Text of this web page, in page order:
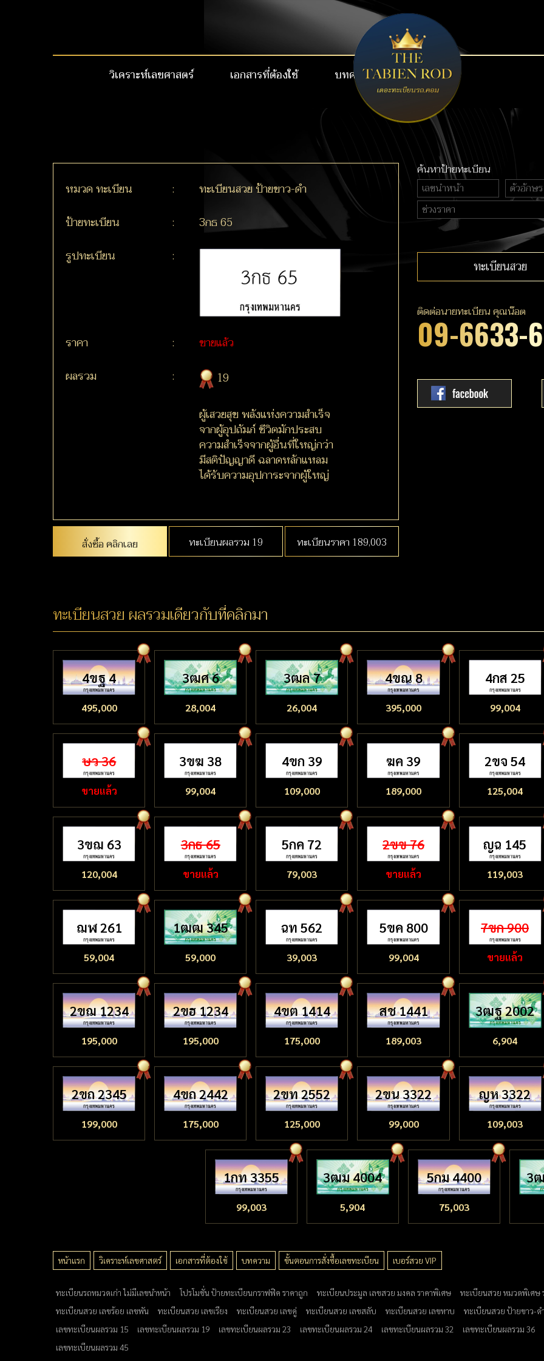
วิเคราะห์เลขศาสตร์ เอกสารที่ต้องใช้ บทความ
เบอร์สวย VIP
หมวด ทะเบียน :
ทะเบียนสวย ป้ายขาว-ดำ
ป้ายทะเบียน
:
3กธ 65
รูปทะเบียน
:
ราคา :
ขายแล้ว
ผลรวม
:
19
ผู้เสวยสุข พลังแห่งความสำเร็จ
จากผู้อุปถัมภ์ ชีวิตมักประสบ
ความสำเร็จจากผู้อื่นที่ใหญ่กว่า
มีสติปัญญาดี ฉลาดหลักแหลม
ได้รับความอุปการะจากผู้ใหญ่
สั่งซื้อ คลิกเลย ทะเบียนผลรวม 19 ทะเบียนราคา 189,003
ค้นหาป้ายทะเบียน
ทะเบียนสวย
ติดต่อนายทะเบียน คุณน๊อต
09-6633-
ทะเบียนสวย ผลรวมเดียวกับที่คลิกมา
4ขฐ 4
495,000
3ฒศ 6
28,004
3ฒล 7
26,004
4ขณ 8
395,000
4กส 25
99,004
ษว 36
ขายแล้ว
3ขฆ 38
99,004
4ขก 39
109,000
ฆค 39
189,000
2ขจ 54
125,004
3ขฌ 63
120,004
3กธ 65
ขายแล้ว
5กค 72
79,003
2ขข 76
ขายแล้ว
ญฉ 145
119,003
ฌฬ 261
59,004
1ฒฒ 345
59,000
ฉท 562
39,003
5ขค 800
99,004
7ขก 900
ขายแล้ว
2ขฌ 1234
195,000
2ขฮ 1234
195,000
4ขต 1414
175,000
สช 1441
189,003
3ฒฐ 2002
6,904
2ขถ 2345
199,000
4ขถ 2442
175,000
2ขท 2552
125,000
2ขน 3322
99,000
ญห 3322
109,003
1กท 3355
99,003
3ฒม 4004
5,904
5กม 4400
75,003
3
หน้าแรก วิเคราะห์เลขศาสตร์ เอกสารที่ต้องใช้ บทความ ขั้นตอนการสั่งซื้อเลขทะเบียน เบอร์สวย VIP
ทะเบียนรถหมวดเก่า ไม่มีเลขนำหน้า โปรโมชั่น ป้ายทะเบียนกราฟฟิค ราคาถูก ทะเบียนประมูล เลขสวย มงคล ราคาพิเศษ
ทะเบียนสวย หมวดพิเศษ
ทะเบียนสวย เลขร้อย เลขพัน
ทะเบียนสวย เลขเรียง ทะเบียนสวย เลขคู่ ทะเบียนสวย เลขสลับ ทะเบียนสวย เลขหาบ
ทะเบียนสวย ป้ายขาว-ด
เลขทะเบียนผลรวม 15
เลขทะเบียนผลรวม 19 เลขทะเบียนผลรวม 23 เลขทะเบียนผลรวม 24 เลขทะเบียนผลรวม 32
เลขทะเบียนผลรวม 36
เลขทะเบียนผลรวม 45